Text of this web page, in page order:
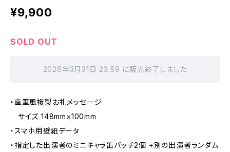
¥9,900
SOLD OUT
2026年3月31日 23:59 に販売終了しました
・直筆風複製お礼メッセージ
サイズ 148mm×100mm
・スマホ用壁紙データ
・指定した出演者のミニキャラ缶バッチ2個 +別の出演者ランダム